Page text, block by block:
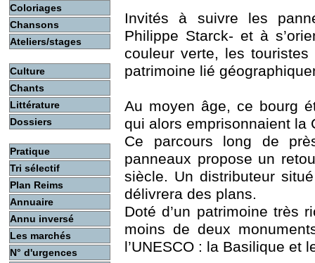
Coloriages
Chansons
Ateliers/stages
Culture
Chants
Littérature
Dossiers
Pratique
Tri sélectif
Plan Reims
Annuaire
Annu inversé
Les marchés
N° d'urgences
Invités à suivre les
Philippe Starck- et à
couleur verte, les
patrimoine lié
Au moyen âge, ce bourg
qui alors emprisonnaient la
Ce parcours long de
panneaux propose un
siècle. Un distributeur
délivrera des plans.
Doté d’un patrimoine très
moins de deux
l’UNESCO : la Basilique et